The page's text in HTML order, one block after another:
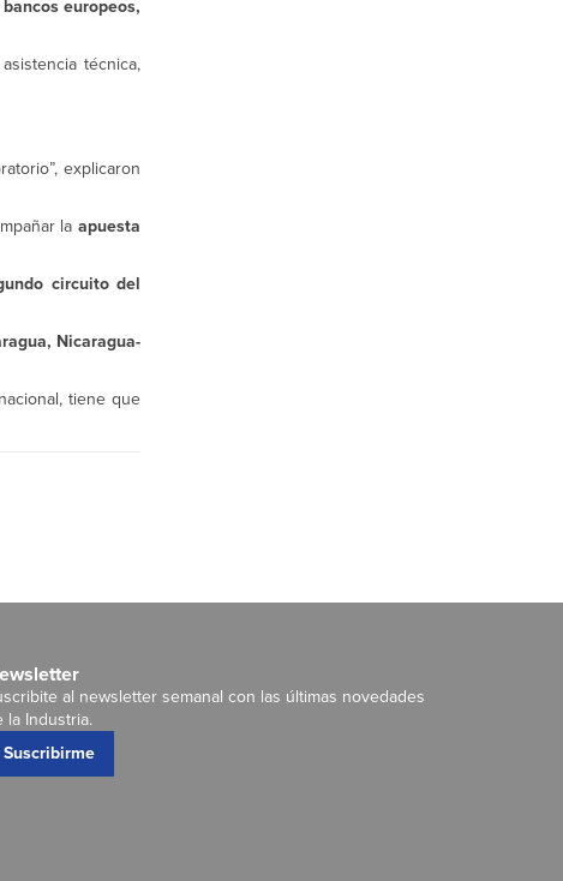
europeos,
técnica,
explicaron
laapuesta
circuito del
Nicaragua-
tiene que
al newsletter semanal con las últimas novedades
la Industria.
Suscribirme